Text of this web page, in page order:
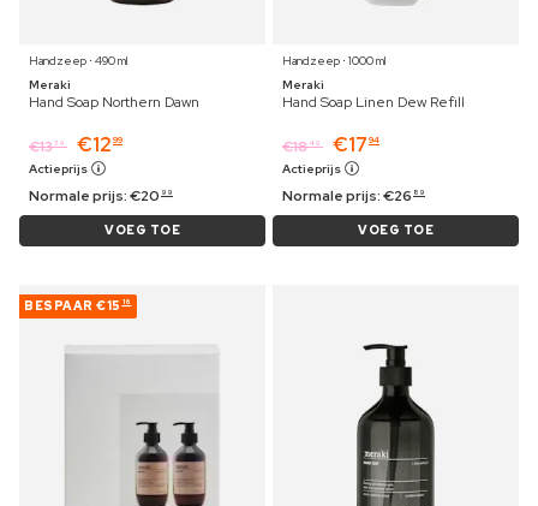
Handzeep ⋅ 490 ml
Meraki
Hand Soap Northern Dawn
€1339 €12 99
Actieprijs
Normale prijs:€20 99
VOEG TOE
Handzeep ⋅ 1000 ml
Meraki
Hand Soap Linen Dew Refill
€18 49 €17 94
Actieprijs
Normale prijs:€26 89
VOEG TOE
BESPAAR €15 16